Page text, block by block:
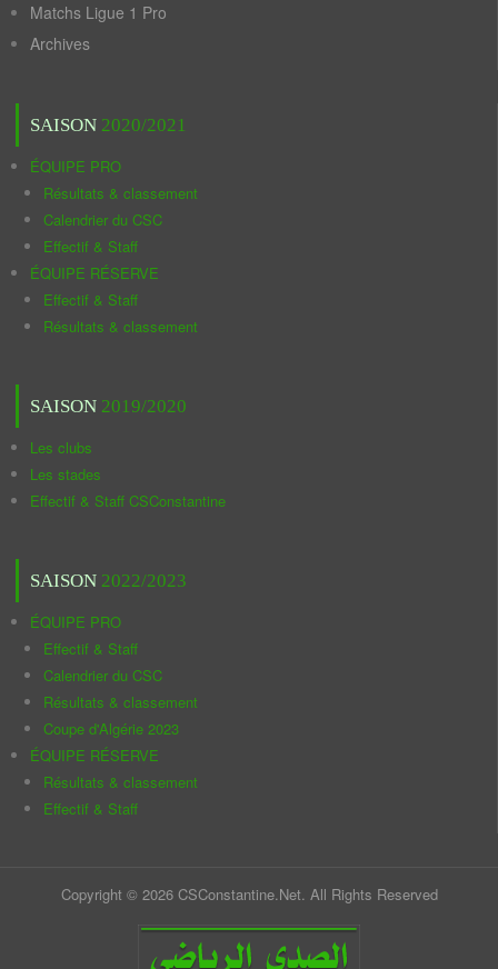
Matchs Ligue 1 Pro
Archives
SAISON 2020/2021
ÉQUIPE PRO
Résultats & classement
Calendrier du CSC
Effectif & Staff
ÉQUIPE RÉSERVE
Effectif & Staff
Résultats & classement
SAISON 2019/2020
Les clubs
Les stades
Effectif & Staff CSConstantine
SAISON 2022/2023
ÉQUIPE PRO
Effectif & Staff
Calendrier du CSC
Résultats & classement
Coupe d'Algérie 2023
ÉQUIPE RÉSERVE
Résultats & classement
Effectif & Staff
Copyright © 2026 CSConstantine.Net. All Rights Reserved